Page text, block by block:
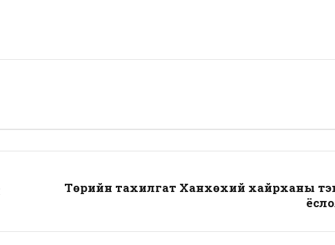
Төрийн тахилгат Ханхөхий хайрханы